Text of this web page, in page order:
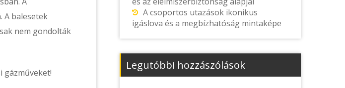
A balesetek
nem gondolták
gázműveket!
A csoportos utazások ikonikus
igáslova és a megbízhatóság mintaképe
Legutóbbi hozzászólások